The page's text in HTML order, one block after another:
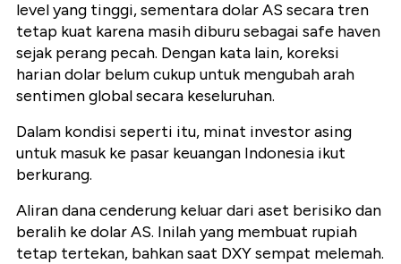
level yang tinggi, sementara dolar AS secara tren
tetap kuat karena masih diburu sebagai safe haven
sejak perang pecah. Dengan kata lain, koreksi
harian dolar belum cukup untuk mengubah arah
sentimen global secara keseluruhan.
Dalam kondisi seperti itu, minat investor asing
untuk masuk ke pasar keuangan Indonesia ikut
berkurang.
Aliran dana cenderung keluar dari aset berisiko dan
beralih ke dolar AS. Inilah yang membuat rupiah
tetap tertekan, bahkan saat DXY sempat melemah.